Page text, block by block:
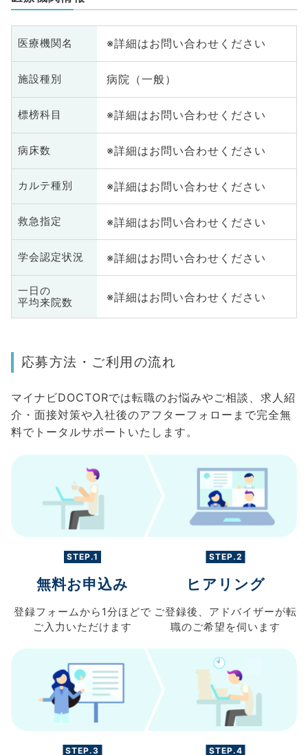
医療機関名 ※詳細はお問い合わせください
施設種別 病院（一般）
標榜科目 ※詳細はお問い合わせください
病床数 ※詳細はお問い合わせください
カルテ種別 ※詳細はお問い合わせください
救急指定 ※詳細はお問い合わせください
学会認定状況 ※詳細はお問い合わせください
一日の
平均来院数
※詳細はお問い合わせください
応募方法・ご利用の流れ
マイナビDOCTORでは転職のお悩みやご相談、求人紹
介・面接対策や入社後のアフターフォローまで完全無
料でトータルサポートいたします。
STEP.1
無料お申込み
登録フォームから 1分ほどで
ご入力 いただけます
STEP.2
ヒアリング
ご登録後、 アドバイザーが転
職のご希望を伺います
STEP.3 STEP.4